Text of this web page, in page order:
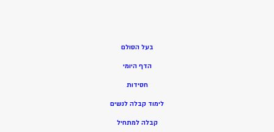
בעל הסולם
הדף היומי
חסידות
לימוד קבלה לנשים
קבלה למתחיל